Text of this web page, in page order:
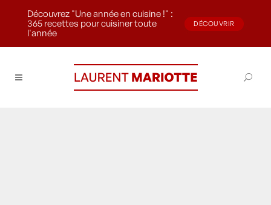
Découvrez "Une année en cuisine !" :
365 recettes pour cuisiner toute
l'année
DÉCOUVRIR